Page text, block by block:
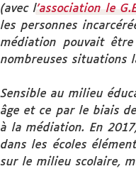
(avec l’association le
les personnes
médiation pouvait
nombreuses situations
Sensible au milieu
âge et ce par le biais
à la médiation. En
dans les écoles
sur le milieu scolaire,